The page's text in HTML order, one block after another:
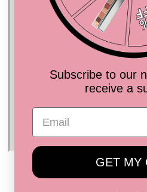
Subscribe to our
receive a
GET MY